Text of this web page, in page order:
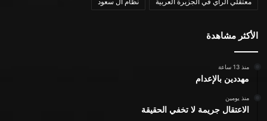
الأكثر مشاهدة
منذ 13 ساعة
مهددين بالإعدام
منذ يومين
الاعتقال جريمة لا تخفي الحقيقة